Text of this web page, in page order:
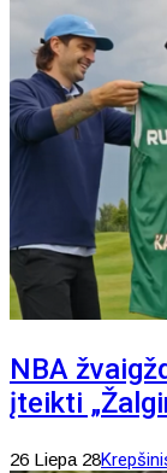
NBA
įteikti
26 Liepa 28